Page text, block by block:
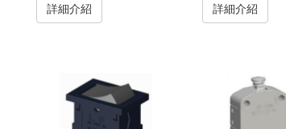
詳細介紹 詳細介紹